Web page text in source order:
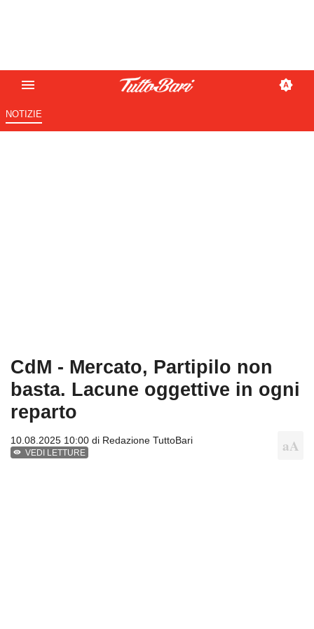
NOTIZIE
CdM - Mercato, Partipilo non
basta. Lacune oggettive in ogni
reparto
10.08.2025 10:00 di Redazione TuttoBari
VEDI LETTURE